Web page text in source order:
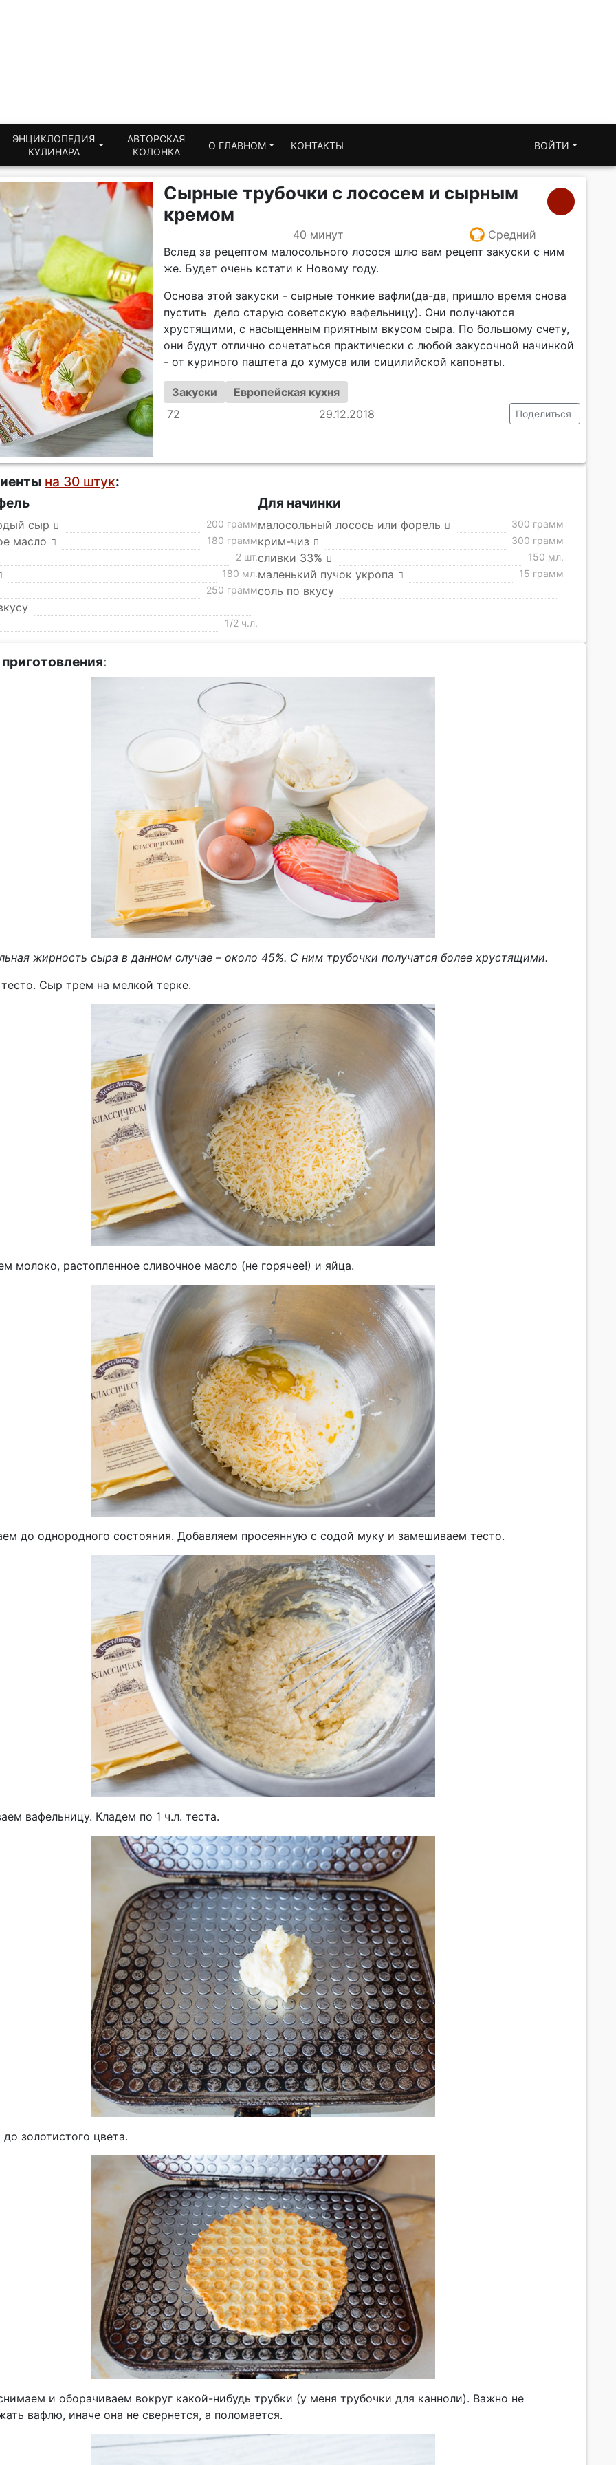
ЭНЦИКЛОПЕДИЯ
КУЛИНАРА
АВТОРСКАЯ
КОЛОНКА
О ГЛАВНОМ КОНТАКТЫ ВОЙТИ
Сырные трубочки с лососем и сырным
кремом
40 минут
Средний
Вслед за рецептом малосольного лосося шлю вам рецепт закуски с ним
же. Будет очень кстати к Новому году.
Основа этой закуски - сырные тонкие вафли(да-да, пришло время снова
пустить дело старую советскую вафельницу). Они получаются
хрустящими, с насыщенным приятным вкусом сыра. По большому счету,
они будут отлично сочетаться практически с любой закусочной начинкой
- от куриного паштета до хумуса или сицилийской капонаты.
Закуски
Европейская кухня
72
29.12.2018 Поделиться
на 30 штук:
сыр 200 грамм
масло 180 грамм
2 шт.
180 мл.
250 грамм
1/2 ч.л.
Для начинки
малосольный лосось или форель 300 грамм
крим-чиз 300 грамм
сливки 33% 150 мл.
маленький пучок укропа 15 грамм
соль по вкусу
:
жирность сыра в данном случае – около 45%. С ним трубочки получатся более хрустящими.
Сыр трем на мелкой терке.
молоко, растопленное сливочное масло (не горячее!) и яйца.
до однородного состояния. Добавляем просеянную с содой муку и замешиваем тесто.
вафельницу. Кладем по 1 ч.л. теста.
золотистого цвета.
и оборачиваем вокруг какой-нибудь трубки (у меня трубочки для канноли). Важно не
вафлю, иначе она не свернется, а поломается.